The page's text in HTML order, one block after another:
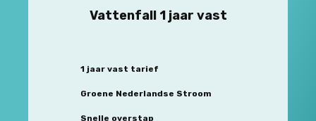
Vattenfall 1 jaar vast
1 jaar vast tarief
Groene Nederlandse Stroom
Snelle overstap